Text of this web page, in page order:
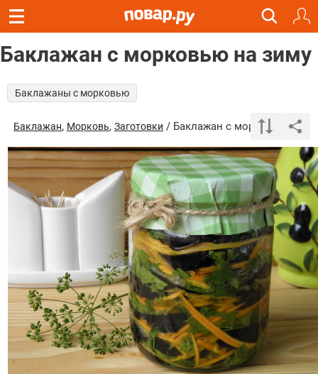
Баклажан с морковью на зиму
Баклажаны с морковью
Баклажан, Морковь, Заготовки / Баклажан с морковью на